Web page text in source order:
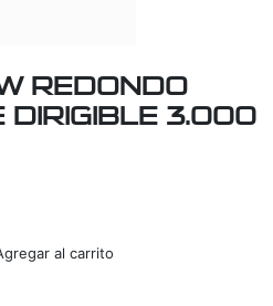
REDONDO
DIRIGIBLE 3.000
al carrito